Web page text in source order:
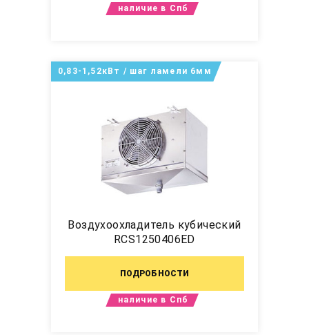
наличие в Спб
Воздухоохладитель кубический
RCS1250406ED
ПОДРОБНОСТИ
0,83-1,52кВт / шаг ламели 6мм
наличие в Спб